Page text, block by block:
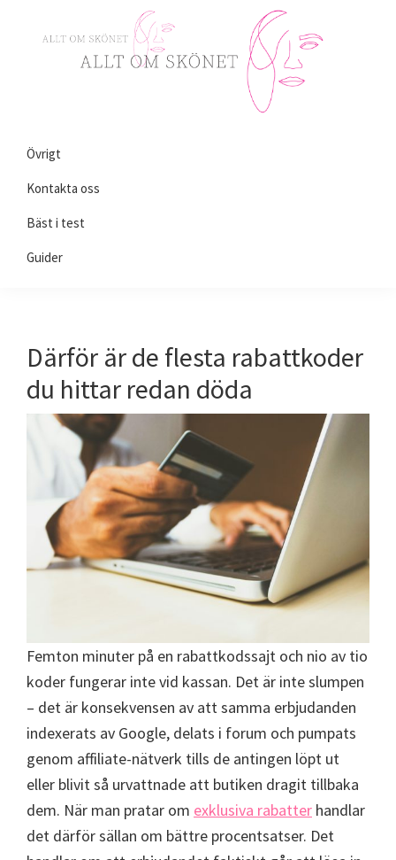
du
behöver
om
skönhet!
Övrigt
Kontakta oss
Bäst i test
Guider
Därför är de flesta rabattkoder
du hittar redan döda
Femton minuter på en rabattkodssajt och nio av tio
koder fungerar inte vid kassan. Det är inte slumpen
– det är konsekvensen av att samma erbjudanden
indexerats av Google, delats i forum och pumpats
genom affiliate-nätverk tills de antingen löpt ut
eller blivit så urvattnade att butiken dragit tillbaka
dem. När man pratar om exklusiva rabatter handlar
det därför sällan om bättre procentsatser. Det